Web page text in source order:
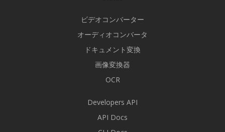
ビデオコンバーター
オーディオコンバータ
ドキュメント変換
画像変換器
OCR
Developers API
API Docs